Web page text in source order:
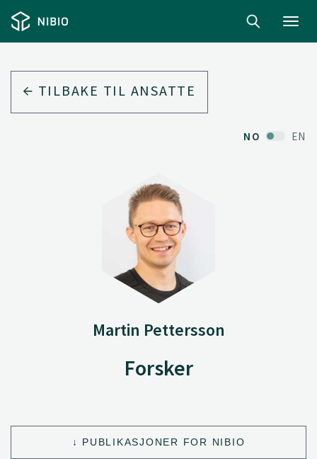
TILBAKE TIL ANSATTE
NO EN
Martin Pettersson
Forsker
PUBLIKASJONER FOR NIBIO